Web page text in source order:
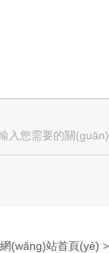
網(wǎng)站首頁(yè) >